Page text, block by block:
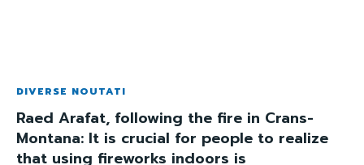
DIVERSE NOUTATI
Raed Arafat, following the fire in Crans-
Montana: It is crucial for people to realize
that using fireworks indoors is